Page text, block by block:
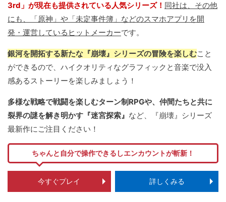
3rd」が現在も提供されている人気シリーズ！ 同社は、その他
にも、「原神」や「未定事件簿」などのスマホアプリを開
発・運営しているヒットメーカーです。
銀河を開拓する新たな『崩壊』シリーズの冒険を楽しむこと
ができるので、ハイクオリティなグラフィックと音楽で没入
感あるストーリーを楽しみましょう！
多様な戦略で戦闘を楽しむターン制RPGや、仲間たちと共に
裂界の謎を解き明かす『迷宮探索』 など、『崩壊』シリーズ
最新作にご注目ください！
ちゃんと自分で操作できるしエンカウントが斬新！
今すぐプレイ 詳しくみる